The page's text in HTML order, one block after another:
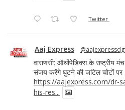
Twitter
Aaj Express
वाराणसी: ऑर्थोपेडिक्स के राष्ट्रीय
संजय करेंगे घुटने की जटिल चोटों पर
https://aajexpress.com/dr-
his-res...